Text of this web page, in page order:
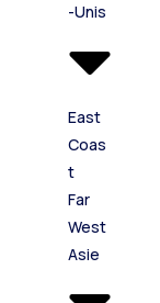
-Unis
East
Coas
t
Far
West
Asie